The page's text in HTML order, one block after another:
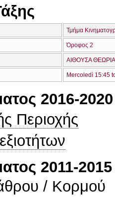
Τμήμα
Όροφος 2
ΑΙΘΟΥΣΑ
Mercoledì 15:45
2016-2020
Περιοχής
2011-2015
/ Κορμού